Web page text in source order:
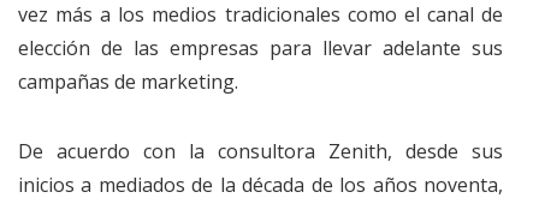
vez más a los medios tradicionales como el canal de
elección de las empresas para llevar adelante sus
campañas de marketing.
De acuerdo con la consultora Zenith, desde sus
inicios a mediados de la década de los años noventa,